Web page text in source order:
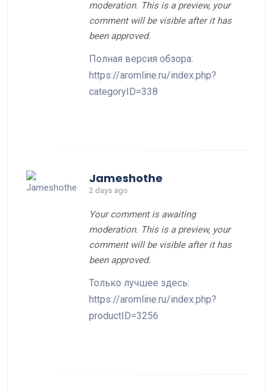
moderation. This is a preview, your
comment will be visible after it has
been approved.
Полная версия обзора:
https://aromline.ru/index.php?
categoryID=338
Your comment is awaiting
moderation. This is a preview, your
comment will be visible after it has
been approved.
Только лучшее здесь:
https://aromline.ru/index.php?
productID=3256
Jameshothe
2 days ago